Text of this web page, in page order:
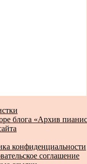
блога «Архив
конфиденциальности
соглашение